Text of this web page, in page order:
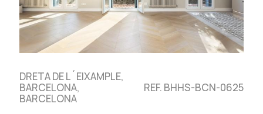
DRETA DE L´EIXAMPLE,
BARCELONA,
BARCELONA
REF. BHHS-BCN-0625